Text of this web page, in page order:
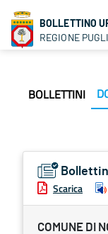
BOLLETTINO
REGIONE
BOLLETTINI
Scarica
COMUNE DI